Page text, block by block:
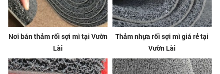
Nơi bán thảm rối sợi mì tại Vườn
Lài
Thảm nhựa rối sợi mì giá rẻ tại
Vườn Lài